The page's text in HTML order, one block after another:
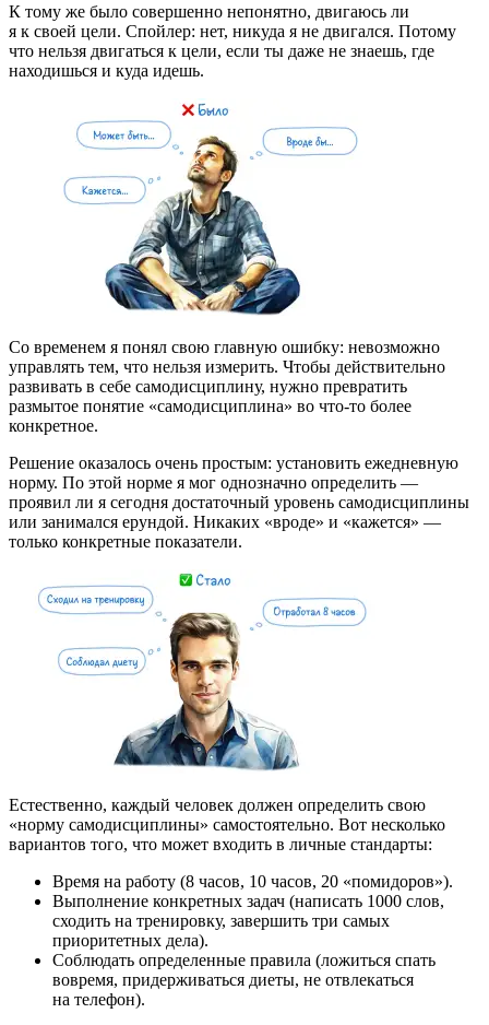
К тому же было совершенно непонятно, двигаюсь ли
я к своей цели. Спойлер: нет, никуда я не двигался. Потому
что нельзя двигаться к цели, если ты даже не знаешь, где
находишься и куда идешь.
Со временем я понял свою главную ошибку: невозможно
управлять тем, что нельзя измерить. Чтобы действительно
развивать в себе самодисциплину, нужно превратить
размытое понятие «самодисциплина» во что-то более
конкретное.
Решение оказалось очень простым: установить ежедневную
норму. По этой норме я мог однозначно определить —
проявил ли я сегодня достаточный уровень самодисциплины
или занимался ерундой. Никаких «вроде» и «кажется» —
только конкретные показатели.
Естественно, каждый человек должен определить свою
«норму самодисциплины» самостоятельно. Вот несколько
вариантов того, что может входить в личные стандарты:
Время на работу (8 часов, 10 часов, 20 «помидоров»).
Выполнение конкретных задач (написать 1000 слов,
сходить на тренировку, завершить три самых
приоритетных дела).
Соблюдать определенные правила (ложиться спать
вовремя, придерживаться диеты, не отвлекаться
на телефон).